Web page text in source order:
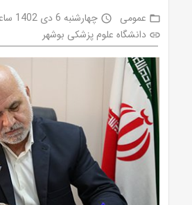
folder_open عمومی access_time چهارشنبه 6 دی 1402 ساعت 9:9
link دانشگاه علوم پزشکی بوشهر